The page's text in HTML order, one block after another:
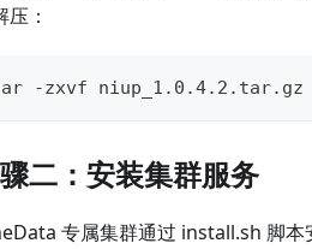
压：
-zxvf niup_1.0.4.2.tar.gz
二：安装集群服务
专属集群通过 install.sh 脚本